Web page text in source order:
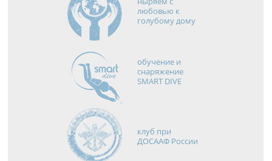
любовью к
голубому дому
обучение и
снаряжение
SMART DIVE
клуб при
ДОСААФ России